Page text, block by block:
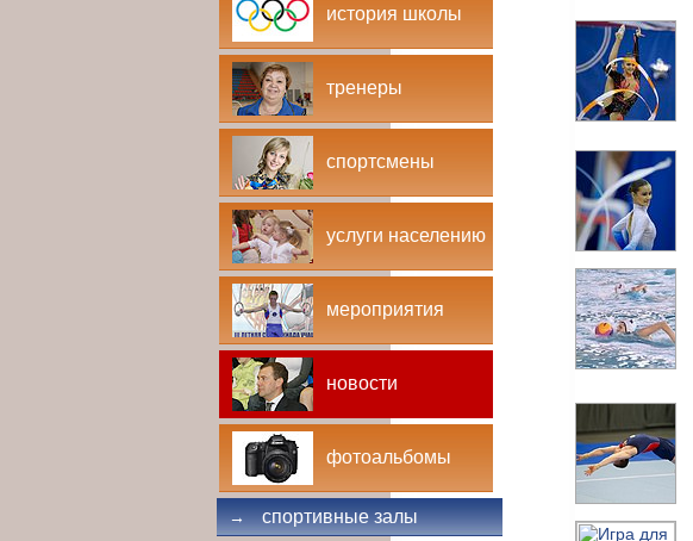
история школы
тренеры
спортсмены
услуги населению
мероприятия
новости
фотоальбомы
→ спортивные залы